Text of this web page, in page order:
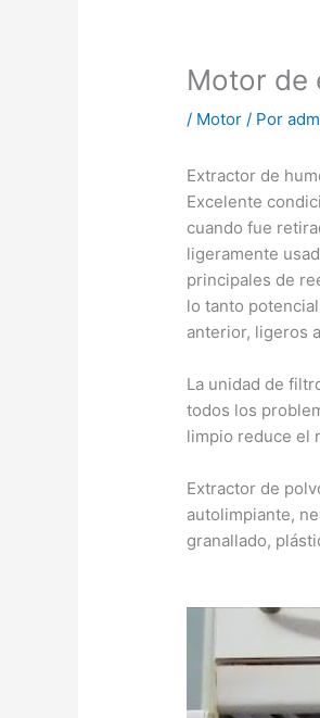
Motor de
/ Motor / Por
Extractor de
Excelente
cuando fue
ligeramente
principales de
lo tanto
anterior, ligeros
La unidad de
todos los
limpio reduce el
Extractor de
autolimpiante,
granallado,